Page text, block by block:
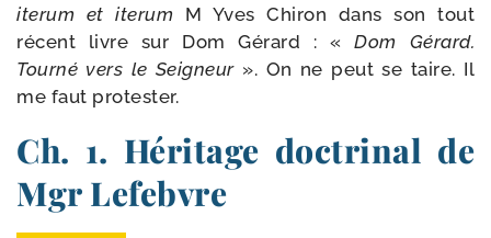
ite­rum et ite­rum M Yves Chiron dans son tout
récent livre sur Dom Gérard : « Dom Gérard.
Tourné vers le Seigneur». On ne peut se taire. Il
me faut protester.
Ch. 1. Héritage doctrinal de
Mgr Lefebvre